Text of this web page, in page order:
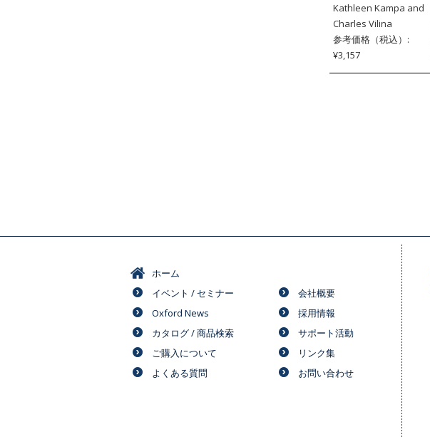
Kathleen Kampa and
Charles Vilina
参考価格（税込）:
¥3,157
ホーム
イベント / セミナー
Oxford News
カタログ / 商品検索
ご購入について
よくある質問
会社概要
採用情報
サポート活動
リンク集
お問い合わせ